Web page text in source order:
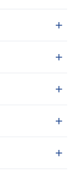
＋
＋
＋
＋
＋